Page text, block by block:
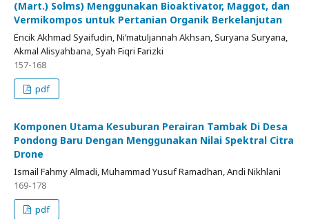
(Mart.) Solms) Menggunakan Bioaktivator, Maggot, dan
Vermikompos untuk Pertanian Organik Berkelanjutan
Encik Akhmad Syaifudin, Ni’matuljannah Akhsan, Suryana Suryana,
Akmal Alisyahbana, Syah Fiqri Farizki
157-168
pdf
Komponen Utama Kesuburan Perairan Tambak Di Desa
Pondong Baru Dengan Menggunakan Nilai Spektral Citra
Drone
Ismail Fahmy Almadi, Muhammad Yusuf Ramadhan, Andi Nikhlani
169-178
pdf